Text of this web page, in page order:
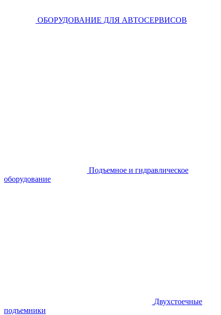
ОБОРУДОВАНИЕ ДЛЯ АВТОСЕРВИСОВ
Подъемное и гидравлическое
оборудование
Двухстоечные
подъемники